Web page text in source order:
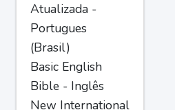
Atualizada -
Portugues
(Brasil)
Basic English
Bible - Inglês
New International